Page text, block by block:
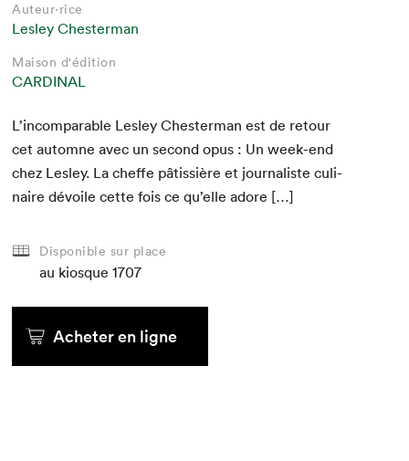
Auteur·rice
Lesley Chesterman
Maison d'édition
CARDINAL
L’incomparable Les­ley Chester­man est de retour
cet automne avec un sec­ond opus : Un week-end
chez Les­ley. La cheffe pâtis­sière et jour­nal­iste culi­
naire dévoile cette fois ce qu’elle adore […]
Disponible sur place
au kiosque 1707
Acheter en ligne